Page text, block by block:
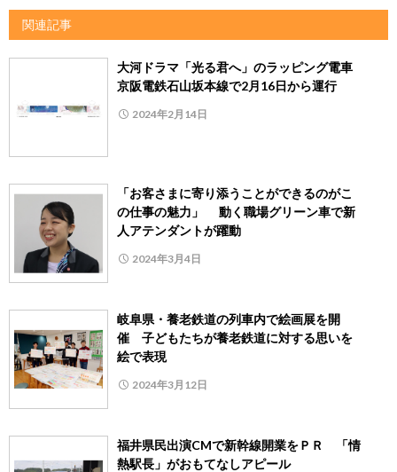
関連記事
大河ドラマ「光る君へ」のラッピング電車
京阪電鉄石山坂本線で2月16日から運行
2024年2月14日
「お客さまに寄り添うことができるのがこ
の仕事の魅力」 動く職場グリーン車で新
人アテンダントが躍動
2024年3月4日
岐阜県・養老鉄道の列車内で絵画展を開
催 子どもたちが養老鉄道に対する思いを
絵で表現
2024年3月12日
福井県民出演CMで新幹線開業をＰＲ 「情
熱駅長」がおもてなしアピール